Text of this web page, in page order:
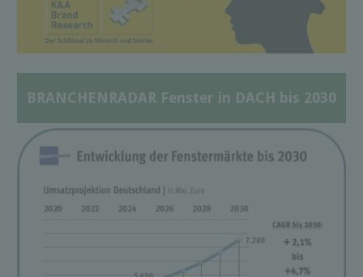
BRANCHENRADAR Fenster in DACH bis 2030